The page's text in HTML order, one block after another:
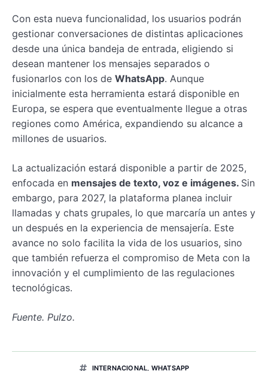
Con esta nueva funcionalidad, los usuarios podrán
gestionar conversaciones de distintas aplicaciones
desde una única bandeja de entrada, eligiendo si
desean mantener los mensajes separados o
fusionarlos con los de WhatsApp. Aunque
inicialmente esta herramienta estará disponible en
Europa, se espera que eventualmente llegue a otras
regiones como América, expandiendo su alcance a
millones de usuarios.
La actualización estará disponible a partir de 2025,
enfocada en mensajes de texto, voz e imágenes. Sin
embargo, para 2027, la plataforma planea incluir
llamadas y chats grupales, lo que marcaría un antes y
un después en la experiencia de mensajería. Este
avance no solo facilita la vida de los usuarios, sino
que también refuerza el compromiso de Meta con la
innovación y el cumplimiento de las regulaciones
tecnológicas.
Fuente. Pulzo.
INTERNACIONAL, WHATSAPP